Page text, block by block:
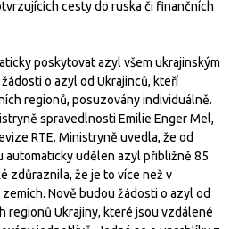
cesty do ruska či finančních
poskytovat azyl všem ukrajinským
o azyl od Ukrajinců, kteří
regionů, posuzovány individuálně.
spravedlnosti Emilie Enger Mel,
RTE. Ministryně uvedla, že od
automaticky udělen azyl přibližně 85
zdůraznila, že je to více než v
Nově budou žádosti o azyl od
regionů Ukrajiny, které jsou vzdálené